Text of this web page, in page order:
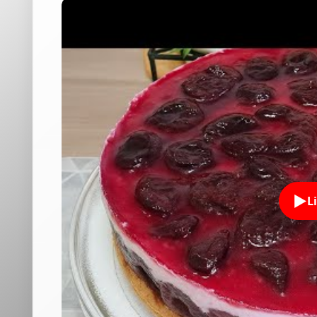
À ne pas rater également
une